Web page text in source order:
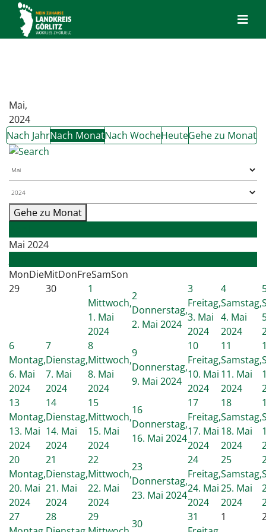
Mai,
2024
Nach JahrNach MonatNach WocheHeuteGehe zu Monat
Gehe zu Monat
Mai 2024
MonDieMitDonFreSamSon
29
30
1
Mittwoch,
1. Mai
2024
2
Donnerstag,
2. Mai 2024
3
Freitag,
3. Mai
2024
4
Samstag,
4. Mai
2024
6
Montag,
6. Mai
2024
7
Dienstag,
7. Mai
2024
8
Mittwoch,
8. Mai
2024
9
Donnerstag,
9. Mai 2024
10
Freitag,
10. Mai
2024
11
Samstag,
11. Mai
2024
13
Montag,
13. Mai
2024
14
Dienstag,
14. Mai
2024
15
Mittwoch,
15. Mai
2024
16
Donnerstag,
16. Mai 2024
17
Freitag,
17. Mai
2024
18
Samstag,
18. Mai
2024
20
Montag,
20. Mai
2024
21
Dienstag,
21. Mai
2024
22
Mittwoch,
22. Mai
2024
23
Donnerstag,
23. Mai 2024
24
Freitag,
24. Mai
2024
25
Samstag,
25. Mai
2024
27
28
29
30
31
1